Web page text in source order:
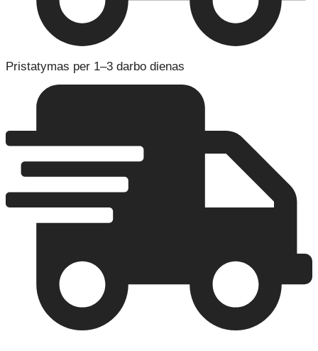
Pristatymas per 1–3 darbo dienas